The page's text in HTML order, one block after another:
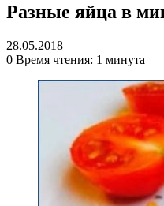
Разные яйца в
28.05.2018
0 Время чтения: 1 минута